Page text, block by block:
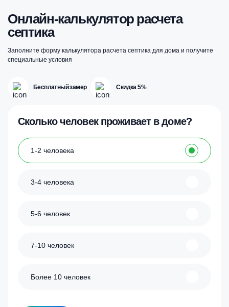
выбрать
на
странице
Онлайн-калькулятор расчета
септика
Заполните форму калькулятора расчета септика для дома и получите
специальные условия
Бесплатный замер Скидка 5%
Сколько человек проживает в доме?
1-2 человека
3-4 человека
5-6 человек
7-10 человек
Более 10 человек